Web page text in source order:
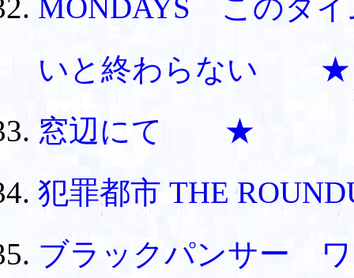
MONDAYS このタイ
いと終わらない ★
窓辺にて ★
犯罪都市 THE
ブラックパンサー